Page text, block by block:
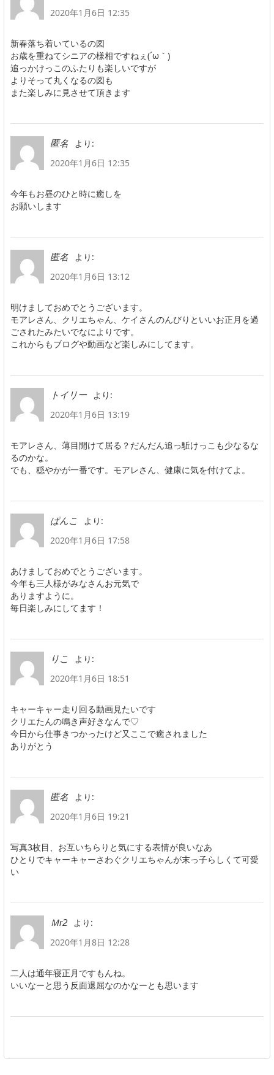
2020年1月6日 12:35
新春落ち着いているの図
お歳を重ねてシニアの様相ですねぇ(´ω｀)
追っかけっこのふたりも楽しいですが
よりそって丸くなるの図も
また楽しみに見させて頂きます
匿名
より:
2020年1月6日 12:35
今年もお昼のひと時に癒しを
お願いします
匿名
より:
2020年1月6日 13:12
明けましておめでとうございます。
モアレさん、クリエちゃん、ケイさんのんびりといいお正月を過
ごされたみたいでなによりです。
これからもブログや動画など楽しみにしてます。
トイリー
より:
2020年1月6日 13:19
モアレさん、薄目開けて居る？だんだん追っ駈けっこも少なるな
るのかな。
でも、穏やかが一番です。モアレさん、健康に気を付けてよ。
ぱんこ
より:
2020年1月6日 17:58
あけましておめでとうございます。
今年も三人様がみなさんお元気で
ありますように。
毎日楽しみにしてます！
りこ
より:
2020年1月6日 18:51
キャーキャー走り回る動画見たいです
クリエたんの鳴き声好きなんで♡
今日から仕事きつかったけど又ここで癒されました
ありがとう
匿名
より:
2020年1月6日 19:21
写真3枚目、お互いちらりと気にする表情が良いなあ
ひとりでキャーキャーさわぐクリエちゃんが末っ子らしくて可愛
い
Ｍr2
より:
2020年1月8日 12:28
二人は通年寝正月ですもんね。
いいなーと思う反面退屈なのかなーとも思います